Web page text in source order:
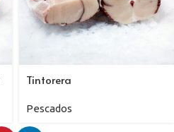
Tintorera
Pescados